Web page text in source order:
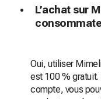
L’achat sur
Oui, utiliser
est 100 %
compte, vous